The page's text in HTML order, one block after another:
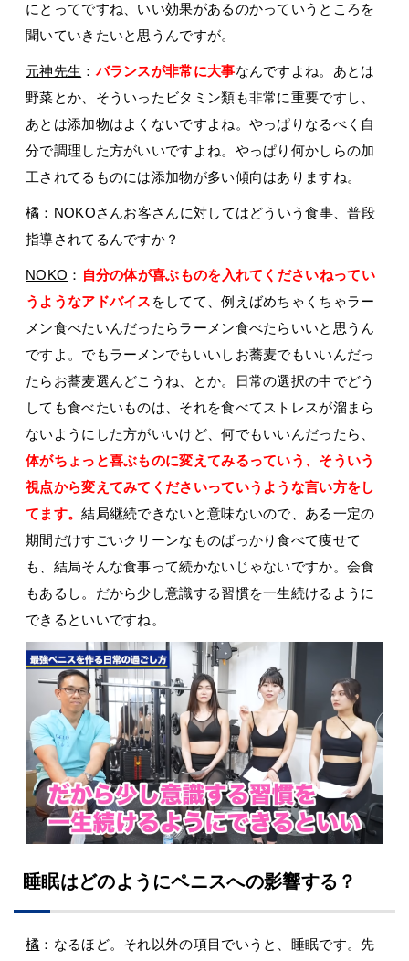
にとってですね、いい効果があるのかっていうところを
聞いていきたいと思うんですが。
元神先生 ：バランスが非常に大事なんですよね。あとは
野菜とか、そういったビタミン類も非常に重要ですし、
あとは添加物はよくないですよね。やっぱりなるべく自
分で調理した方がいいですよね。やっぱり何かしらの加
工されてるものには添加物が多い傾向はありますね。
橘 ：NOKOさんお客さんに対してはどういう食事、普段
指導されてるんですか？
NOKO ： 自分の体が喜ぶものを入れてくださいねってい
うようなアドバイス をしてて、例えばめちゃくちゃラー
メン食べたいんだったらラーメン食べたらいいと思うん
ですよ。でもラーメンでもいいしお蕎麦でもいいんだっ
たらお蕎麦選んどこうね、とか。日常の選択の中でどう
しても食べたいものは、それを食べてストレスが溜まら
ないようにした方がいいけど、何でもいいんだったら、
体がちょっと喜ぶものに変えてみるっていう、そういう
視点から変えてみてくださいっていうような言い方をし
てます。結局継続できないと意味ないので、ある一定の
期間だけすごいクリーンなものばっかり食べて痩せて
も、結局そんな食事って続かないじゃないですか。会食
もあるし。だから少し意識する習慣を一生続けるように
できるといいですね。
睡眠はどのようにペニスへの影響する？
橘 ：なるほど。それ以外の項目でいうと、睡眠です。先